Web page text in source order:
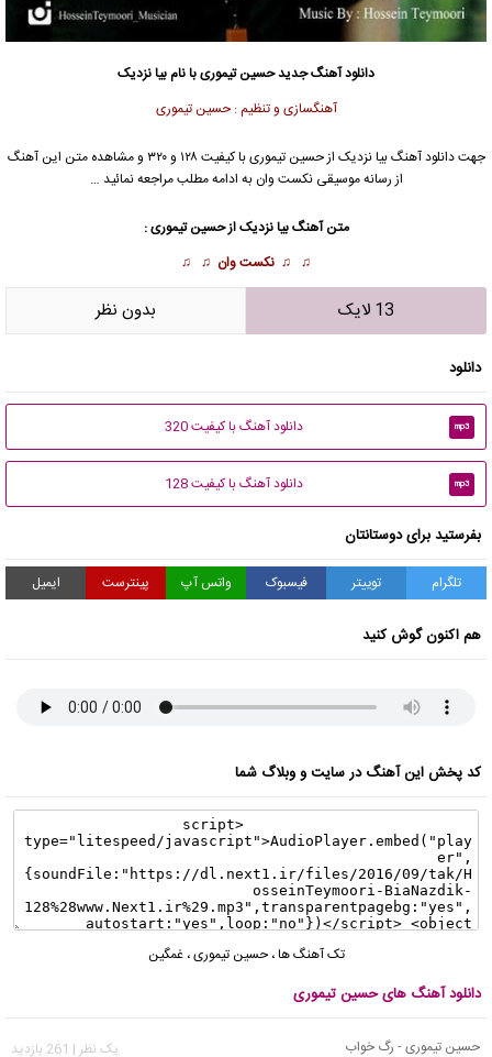
دانلود آهنگ جدیدحسین تیموریبا نام بیا نزدیک
آهنگسازی و تنظیم : حسین تیموری
جهت دانلود آهنگ بیا نزدیک ازحسین تیموری
با کیفیت ۱۲۸ و ۳۲۰ و مشاهده متن این آهنگ
از رسانه موسیقی نکست وان به ادامه مطلب مراجعه نمائید …
متن آهنگ بیا نزدیک ازحسین تیموری:
♫ ♫ نکست وان ♫ ♫
13 لایک بدون نظر
دانلود
mp3 دانلود آهنگ با کیفیت 320
mp3 دانلود آهنگ با کیفیت 128
بفرستید برای دوستانتان
تلگرام توییتر فیسبوک واتس آپ پینترست ایمیل
هم اکنون گوش کنید
کد پخش این آهنگ در سایت و وبلاگ شما
تک آهنگ ها،حسین تیموری،غمگین
دانلود آهنگ های حسین تیموری
حسین تیموری - رگ خواب يک نظر | 261 بازدید